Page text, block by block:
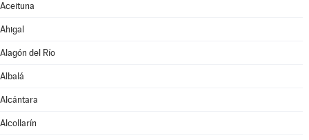
Aceituna
Ahigal
Alagón del Río
Albalá
Alcántara
Alcollarín